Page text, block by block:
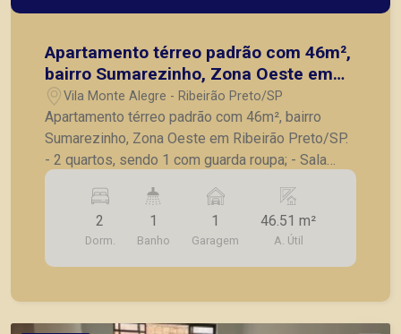
Apartamento térreo padrão com 46m²,
bairro Sumarezinho, Zona Oeste em
Ribeirão Preto/SP.
Vila Monte Alegre - Ribeirão Preto/SP
Apartamento térreo padrão com 46m², bairro
Sumarezinho, Zona Oeste em Ribeirão Preto/SP.
- 2 quartos, sendo 1 com guarda roupa; - Sala
para 2ambientes; - Banheiro social; - Cozinha
com armários planejados; - Área de serviço; - 1
vaga de garagem. A Piramid tem como objetivo
atender seus clientes com agilidade e segurança,
em locação, vendas de imóveis prontos, usados
2
Dorm.
1
Banho
1
Garagem
46.51 m²
A. Útil